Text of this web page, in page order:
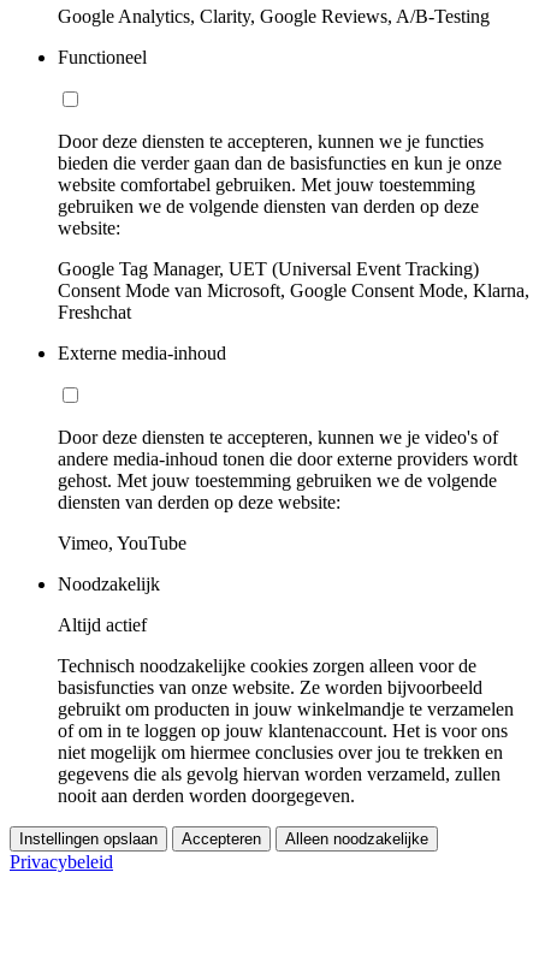
Google Analytics, Clarity, Google Reviews, A/B-Testing
Functioneel
Door deze diensten te accepteren, kunnen we je functies
bieden die verder gaan dan de basisfuncties en kun je onze
website comfortabel gebruiken. Met jouw toestemming
gebruiken we de volgende diensten van derden op deze
website:
Google Tag Manager, UET (Universal Event Tracking)
Consent Mode van Microsoft, Google Consent Mode, Klarna,
Freshchat
Externe media-inhoud
Door deze diensten te accepteren, kunnen we je video's of
andere media-inhoud tonen die door externe providers wordt
gehost. Met jouw toestemming gebruiken we de volgende
diensten van derden op deze website:
Vimeo, YouTube
Noodzakelijk
Altijd actief
Technisch noodzakelijke cookies zorgen alleen voor de
basisfuncties van onze website. Ze worden bijvoorbeeld
gebruikt om producten in jouw winkelmandje te verzamelen
of om in te loggen op jouw klantenaccount. Het is voor ons
niet mogelijk om hiermee conclusies over jou te trekken en
gegevens die als gevolg hiervan worden verzameld, zullen
nooit aan derden worden doorgegeven.
Instellingen opslaan Accepteren Alleen noodzakelijke
Privacybeleid